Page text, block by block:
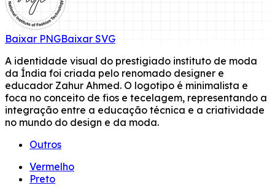
Baixar PNGBaixar SVG
A identidade visual do prestigiado instituto de moda
da Índia foi criada pelo renomado designer e
educador Zahur Ahmed. O logotipo é minimalista e
foca no conceito de fios e tecelagem, representando a
integração entre a educação técnica e a criatividade
no mundo do design e da moda.
Outros
Vermelho
Preto